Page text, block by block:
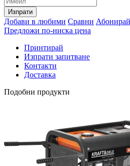
Изпрати
Добави в любими Сравни
Предложи по-ниска цена
Принтирай
Изпрати запитване
Контакти
Доставка
Подобни продукти